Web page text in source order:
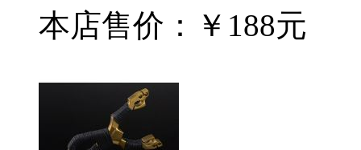
本店售价：
￥188元